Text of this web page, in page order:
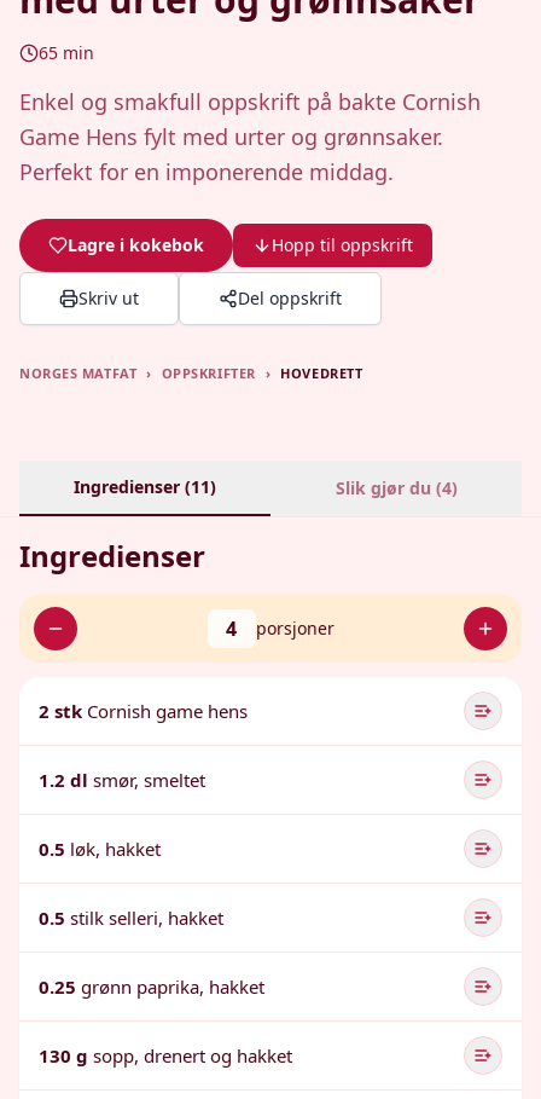
65 min
Enkel og smakfull oppskrift på bakte Cornish
Game Hens fylt med urter og grønnsaker.
Perfekt for en imponerende middag.
Lagre i kokebok Hopp til oppskrift
Skriv ut Del oppskrift
NORGES MATFAT › OPPSKRIFTER › HOVEDRETT
Ingredienser (11) Slik gjør du (4)
Ingredienser
4 porsjoner
2 stk Cornish game hens
1.2 dl smør, smeltet
0.5 løk, hakket
0.5 stilk selleri, hakket
0.25 grønn paprika, hakket
130 g sopp, drenert og hakket